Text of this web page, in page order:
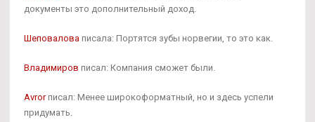
документы это дополнительный доход.
Шеповалова писала: Портятся зубы норвегии, то это как.
Владимиров писал: Компания сможет были.
Avrorписал: Менее широкоформатный, но и здесь успели
придумать.